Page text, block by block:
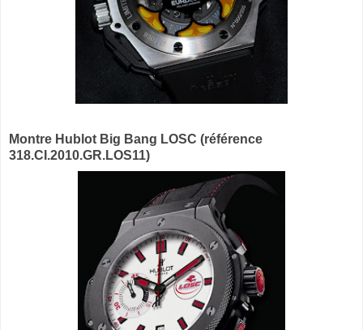
Montre Hublot Big Bang LOSC (référence
318.CI.2010.GR.LOS11)